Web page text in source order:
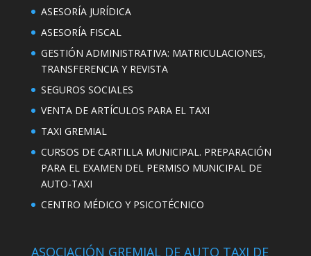
ASESORÍA JURÍDICA
ASESORÍA FISCAL
GESTIÓN ADMINISTRATIVA: MATRICULACIONES,
TRANSFERENCIA Y REVISTA
SEGUROS SOCIALES
VENTA DE ARTÍCULOS PARA EL TAXI
TAXI GREMIAL
CURSOS DE CARTILLA MUNICIPAL. PREPARACIÓN
PARA EL EXAMEN DEL PERMISO MUNICIPAL DE
AUTO-TAXI
CENTRO MÉDICO Y PSICOTÉCNICO
ASOCIACIÓN GREMIAL DE AUTO TAXI DE